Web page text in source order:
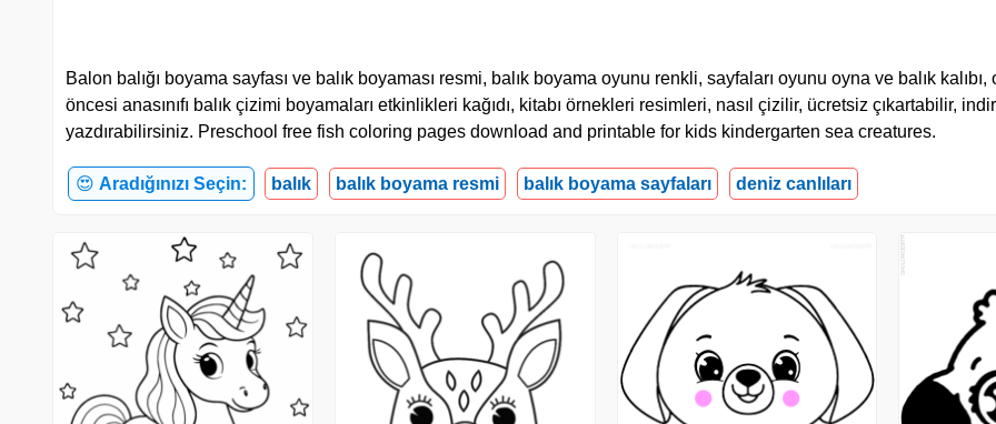
Balon balığı boyama sayfası ve balık boyaması resmi, balık boyama oyunu renkli, sayfaları oyunu oyna ve balık kalıbı,
öncesi anasınıfı balık çizimi boyamaları etkinlikleri kağıdı, kitabı örnekleri resimleri, nasıl çizilir, ücretsiz çıkartabilir,
yazdırabilirsiniz. Preschool free fish coloring pages download and printable for kids kindergarten sea creatures.
😍 Aradığınızı Seçin: balık balık boyama resmi balık boyama sayfaları deniz canlıları